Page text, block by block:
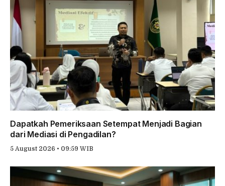
Dapatkah Pemeriksaan Setempat Menjadi Bagian
dari Mediasi di Pengadilan?
5 August 2026 • 09:59 WIB